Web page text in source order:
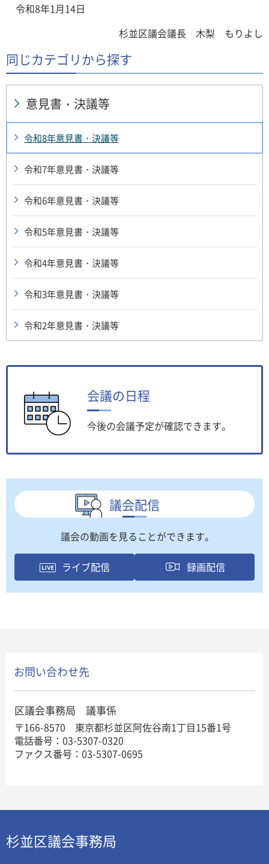
令和8年1月14日
杉並区議会議長 木梨 もりよし
同じカテゴリから探す
意見書・決議等
令和8年意見書・決議等
令和7年意見書・決議等
令和6年意見書・決議等
令和5年意見書・決議等
令和4年意見書・決議等
令和3年意見書・決議等
令和2年意見書・決議等
会議の日程
今後の会議予定が確認できます。
議会配信
議会の動画を見ることができます。
ライブ配信 録画配信
お問い合わせ先
区議会事務局 議事係
〒166-8570 東京都杉並区阿佐谷南1丁目15番1号
電話番号：03-5307-0320
ファクス番号：03-5307-0695
杉並区議会事務局